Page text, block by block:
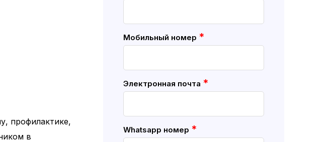
Мобильный номер *
Электронная почта *
Whatsapp номер *
профилактике,
в